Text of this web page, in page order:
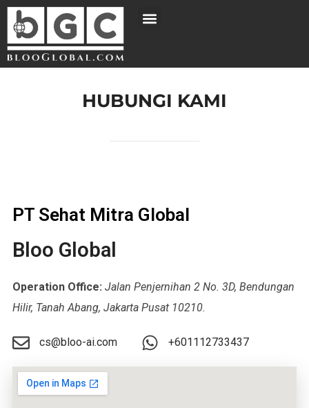
HUBUNGI KAMI
PT Sehat Mitra Global
Bloo Global
Operation Office: Jalan Penjernihan 2 No. 3D, Bendungan
Hilir, Tanah Abang, Jakarta Pusat 10210.
cs@bloo-ai.com +601112733437